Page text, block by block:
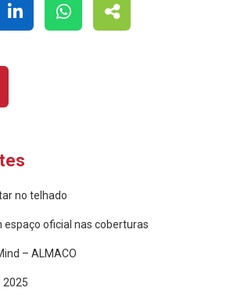
no telhado
oficial nas coberturas
– ALMACO
2025